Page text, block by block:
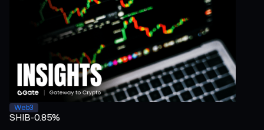
Web3
SHIB-0.85%